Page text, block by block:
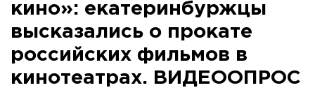
кино»: екатеринбуржцы
высказались о прокате
российских фильмов в
кинотеатрах. ВИДЕООПРОС